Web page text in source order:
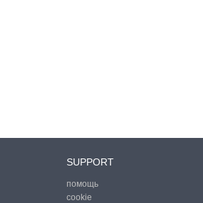
SUPPORT
помощь
cookie